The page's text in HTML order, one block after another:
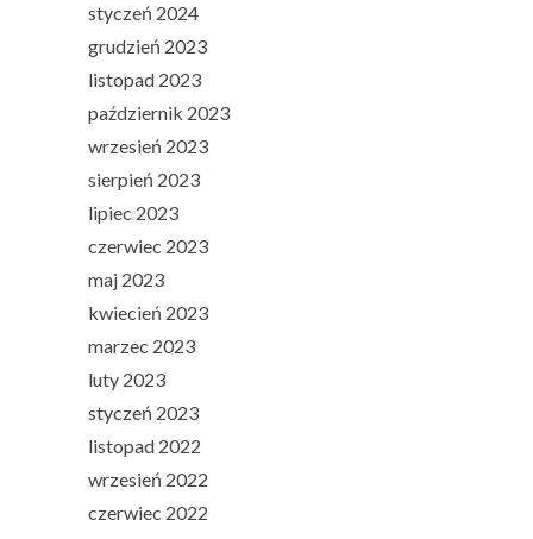
styczeń 2024
grudzień 2023
listopad 2023
październik 2023
wrzesień 2023
sierpień 2023
lipiec 2023
czerwiec 2023
maj 2023
kwiecień 2023
marzec 2023
luty 2023
styczeń 2023
listopad 2022
wrzesień 2022
czerwiec 2022